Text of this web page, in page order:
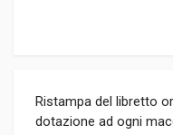
Ristampa del libretto
dotazione ad ogni